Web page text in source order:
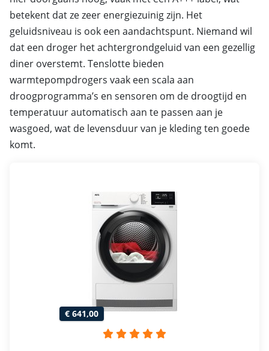
betekent dat ze zeer energiezuinig zijn. Het
geluidsniveau is ook een aandachtspunt. Niemand wil
dat een droger het achtergrondgeluid van een gezellig
diner overstemt. Tenslotte bieden
warmtepompdrogers vaak een scala aan
droogprogramma’s en sensoren om de droogtijd en
temperatuur automatisch aan te passen aan je
wasgoed, wat de levensduur van je kleding ten goede
komt.
€ 641,00